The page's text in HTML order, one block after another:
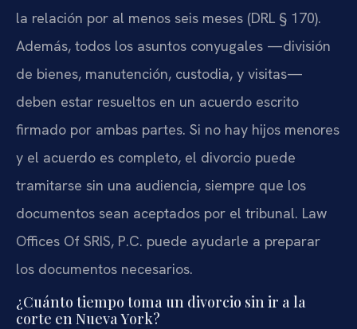
la relación por al menos seis meses (DRL § 170).
Además, todos los asuntos conyugales —división
de bienes, manutención, custodia, y visitas—
deben estar resueltos en un acuerdo escrito
firmado por ambas partes. Si no hay hijos menores
y el acuerdo es completo, el divorcio puede
tramitarse sin una audiencia, siempre que los
documentos sean aceptados por el tribunal. Law
Offices Of SRIS, P.C. puede ayudarle a preparar
los documentos necesarios.
¿Cuánto tiempo toma un divorcio sin ir a la
corte en Nueva York?